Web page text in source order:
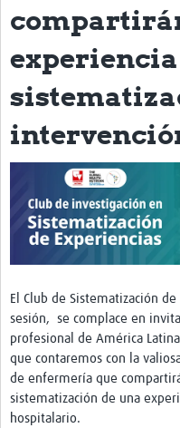
Noticias
Actividades y eventos
Clubs de Investigación
Clínica de datos
Sesiones de Aprendizaje
Mentoría
Talleres
Webinarios
Twinning
Otras Actividades
Recursos
Crear un Club de
experiencia
El Club de Sistematización
sesión, se complace en
profesional de América
que contaremos con la
de enfermería que
sistematización de una
hospitalario.